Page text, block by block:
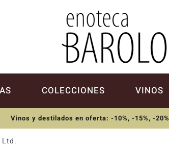
COLECCIONES VINOS
Vinos y destilados en oferta: -10%, -15%, -20%